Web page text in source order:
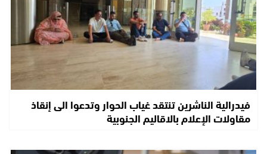
فيدرالية الناشرين تنتقد غياب الحوار وتدعوا الى إنقاذ
مقاولات الإعلام بالاقاليم الجنوبية